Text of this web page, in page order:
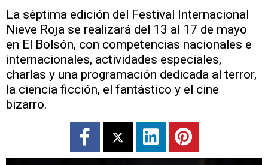
La séptima edición del Festival Internacional
Nieve Roja se realizará del 13 al 17 de mayo
en El Bolsón, con competencias nacionales e
internacionales, actividades especiales,
charlas y una programación dedicada al terror,
la ciencia ficción, el fantástico y el cine
bizarro.